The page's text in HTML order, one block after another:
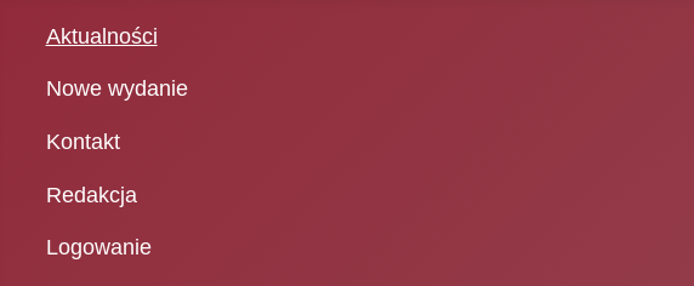
Aktualności
Nowe wydanie
Kontakt
Redakcja
Logowanie